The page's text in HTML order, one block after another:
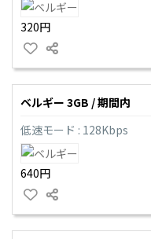
320円
ベルギー 3GB / 期間内
低速モード : 128Kbps
640円